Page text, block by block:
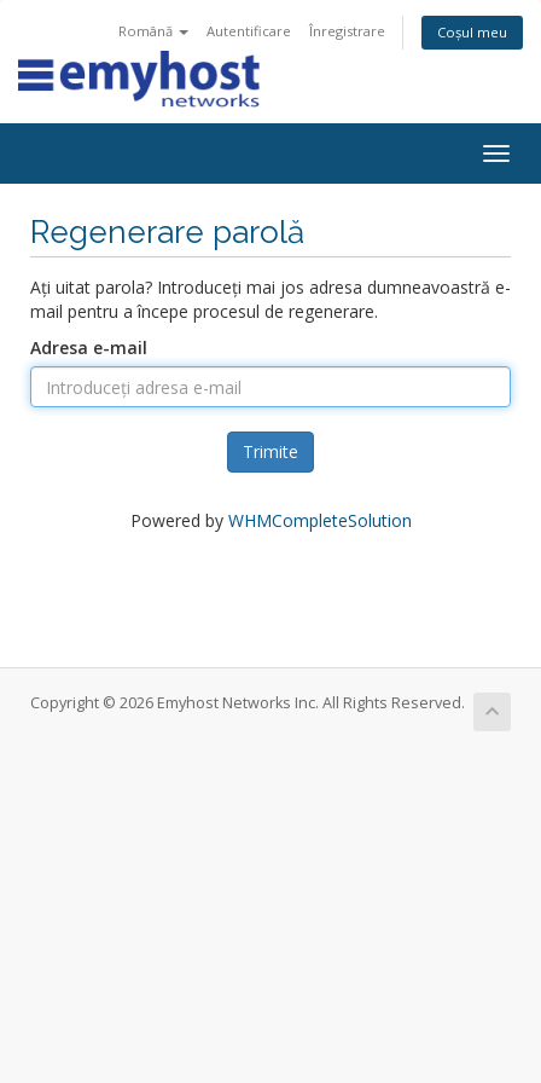
Română Autentificare Înregistrare Coșul meu
Regenerare parolă
Ați uitat parola? Introduceți mai jos adresa dumneavoastră e-
mail pentru a începe procesul de regenerare.
Adresa e-mail
Trimite
Powered by WHMCompleteSolution
Copyright © 2026 Emyhost Networks Inc. All Rights Reserved.